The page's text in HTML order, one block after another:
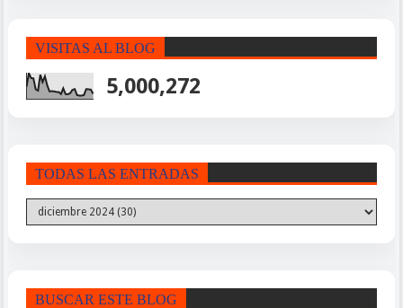
VISITAS AL BLOG
5,000,272
TODAS LAS ENTRADAS
BUSCAR ESTE BLOG